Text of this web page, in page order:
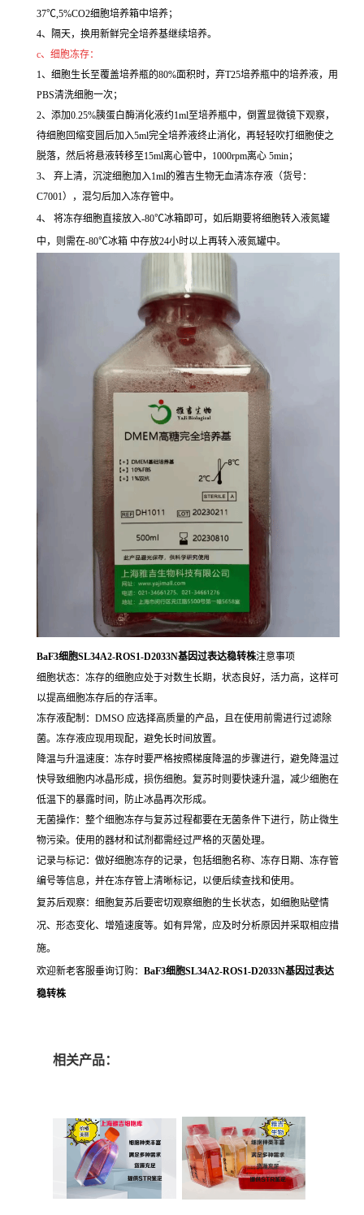
37℃,5%CO2细胞培养箱中培养；
4、隔天，换用新鲜完全培养基继续培养。
c、细胞冻存：
1、细胞生长至覆盖培养瓶的80%面积时，弃T25培养瓶中的培养液，用
PBS清洗细胞一次；
2、添加0.25%胰蛋白酶消化液约1ml至培养瓶中，倒置显微镜下观察，
待细胞回缩变圆后加入5ml完全培养液终止消化，再轻轻吹打细胞使之
脱落，然后将悬液转移至15ml离心管中，1000rpm离心 5min；
3、 弃上清，沉淀细胞加入1ml的雅吉生物无血清冻存液（货号：
C7001），混匀后加入冻存管中。
4、 将冻存细胞直接放入-80℃冰箱即可，如后期要将细胞转入液氮罐
中，则需在-80℃冰箱 中存放24小时以上再转入液氮罐中。
BaF3细胞SL34A2-ROS1-D2033N基因过表达稳转株注意事项
细胞状态：冻存的细胞应处于对数生长期，状态良好，活力高，这样可
以提高细胞冻存后的存活率。
冻存液配制：DMSO 应选择高质量的产品，且在使用前需进行过滤除
菌。冻存液应现用现配，避免长时间放置。
降温与升温速度：冻存时要严格按照梯度降温的步骤进行，避免降温过
快导致细胞内冰晶形成，损伤细胞。复苏时则要快速升温，减少细胞在
低温下的暴露时间，防止冰晶再次形成。
无菌操作：整个细胞冻存与复苏过程都要在无菌条件下进行，防止微生
物污染。使用的器材和试剂都需经过严格的灭菌处理。
记录与标记：做好细胞冻存的记录，包括细胞名称、冻存日期、冻存管
编号等信息，并在冻存管上清晰标记，以便后续查找和使用。
复苏后观察：细胞复苏后要密切观察细胞的生长状态，如细胞贴壁情
况、形态变化、增殖速度等。如有异常，应及时分析原因并采取相应措
施。
欢迎新老客服垂询订购： BaF3细胞SL34A2-ROS1-D2033N基因过表达
稳转株
相关产品：